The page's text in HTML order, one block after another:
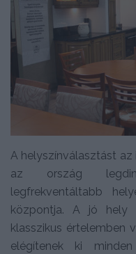
A helyszínválasztást az
az ország
legfrekventáltabb
központja. A jó hely
klasszikus értelemben
elégítenek ki